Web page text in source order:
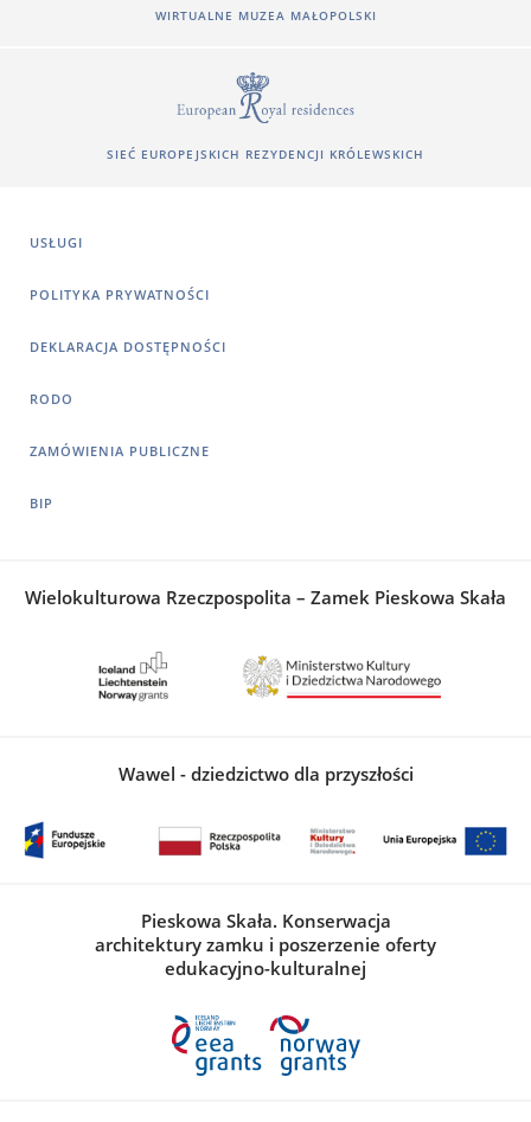
WIRTUALNE MUZEA MAŁOPOLSKI
SIEĆ EUROPEJSKICH REZYDENCJI KRÓLEWSKICH
USŁUGI
POLITYKA PRYWATNOŚCI
DEKLARACJA DOSTĘPNOŚCI
RODO
ZAMÓWIENIA PUBLICZNE
BIP
Wielokulturowa Rzeczpospolita – Zamek Pieskowa Skała
Wawel - dziedzictwo dla przyszłości
Pieskowa Skała. Konserwacja
architektury zamku i poszerzenie oferty
edukacyjno-kulturalnej